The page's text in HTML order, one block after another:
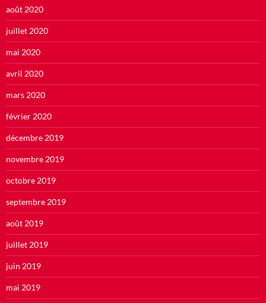
août 2020
juillet 2020
mai 2020
avril 2020
mars 2020
février 2020
décembre 2019
novembre 2019
octobre 2019
septembre 2019
août 2019
juillet 2019
juin 2019
mai 2019